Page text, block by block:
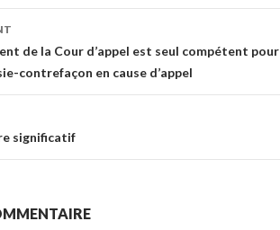
de la Cour d’appel est seul compétent pour
contrefaçon en cause d’appel
significatif